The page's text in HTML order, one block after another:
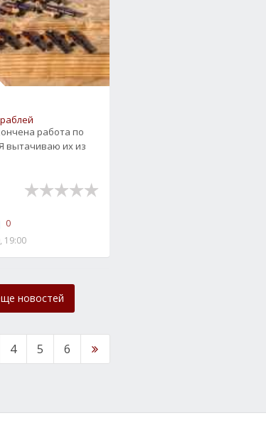
работа по
вытачиваю их из
0
19:00
новостей
4 5 6